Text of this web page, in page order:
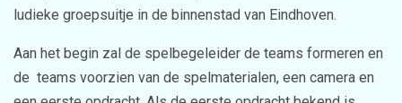
ludieke groepsuitje in de binnenstad van Eindhoven.
Aan het begin zal de spelbegeleider de teams formeren en
de teams voorzien van de spelmaterialen, een camera en